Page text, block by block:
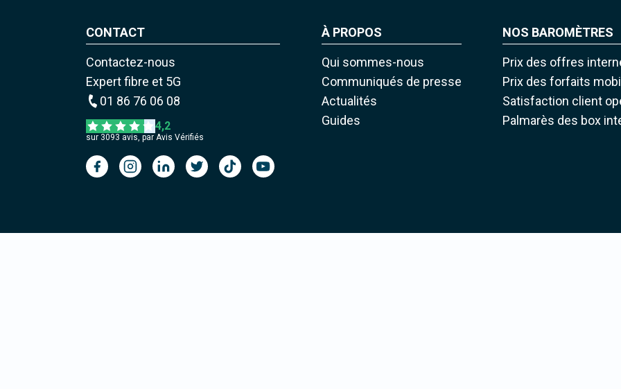
CONTACT
Contactez-nous
Expert fibre et 5G
01 86 76 06 08
4,2
sur 3093 avis, par Avis Vérifiés
À PROPOS
Qui sommes-nous
Communiqués de presse
Actualités
Guides
NOS BAROMÈTRES
Prix des offres
Prix des forfaits
Satisfaction client
Palmarès des box